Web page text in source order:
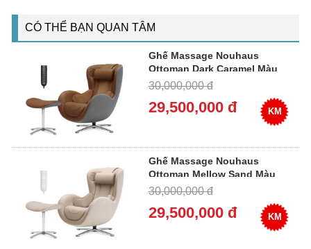
CÓ THỂ BẠN QUAN TÂM
Ghế Massage Nouhaus
Ottoman Dark Caramel Màu
Nâu Đậm
30,000,000 đ
29,500,000 đ KM
Ghế Massage Nouhaus
Ottoman Mellow Sand Màu
Vàng Cát
30,000,000 đ
29,500,000 đ KM